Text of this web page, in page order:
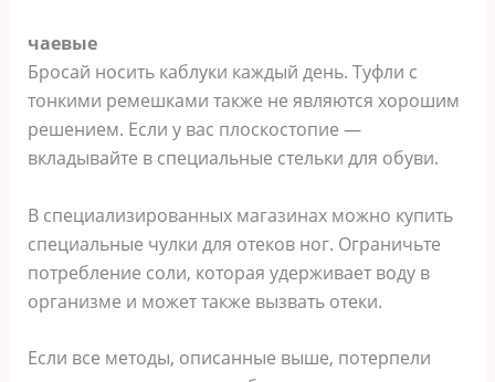
чаевые
Бросай носить каблуки каждый день. Туфли с
тонкими ремешками также не являются хорошим
решением. Если у вас плоскостопие —
вкладывайте в специальные стельки для обуви.
В специализированных магазинах можно купить
специальные чулки для отеков ног. Ограничьте
потребление соли, которая удерживает воду в
организме и может также вызвать отеки.
Если все методы, описанные выше, потерпели